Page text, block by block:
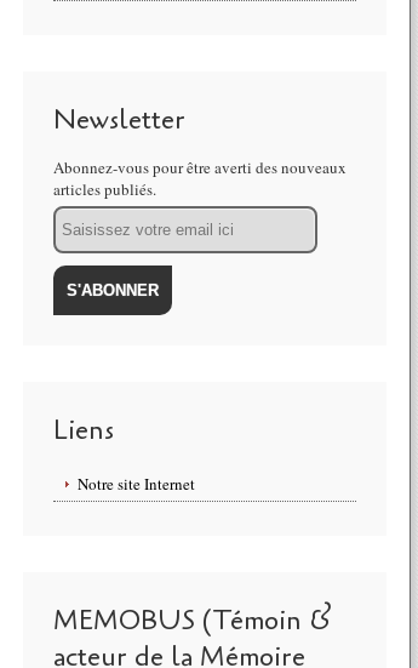
Newsletter
Abonnez-vous pour être averti des nouveaux
articles publiés.
Email
Liens
Notre site Internet
MEMOBUS (Témoin &
acteur de la Mémoire